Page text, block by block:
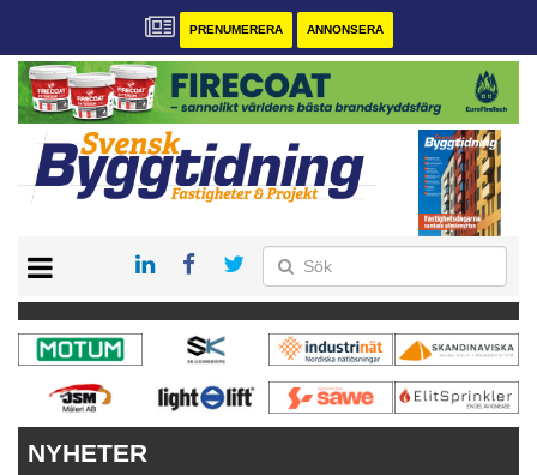
PRENUMERERA ANNONSERA
PRENUMERERA
VÅRA ANDRA MAGASIN
ANNONSERA
NYHETER